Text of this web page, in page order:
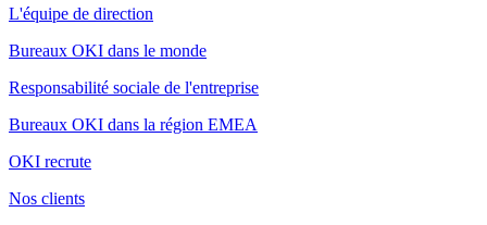
L'équipe de direction
Bureaux OKI dans le monde
Responsabilité sociale de l'entreprise
Bureaux OKI dans la région EMEA
OKI recrute
Nos clients